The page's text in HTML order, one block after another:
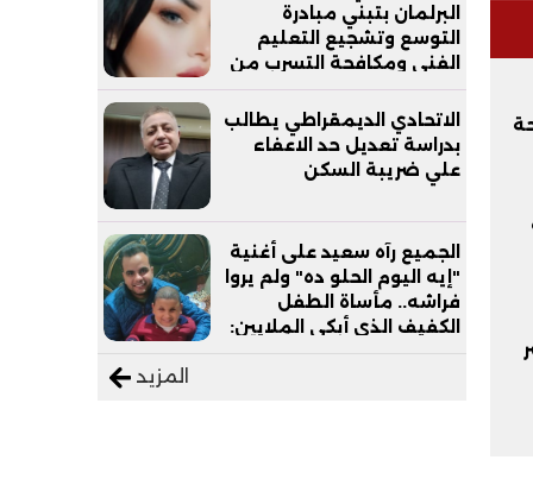
البرلمان بتبني مبادرة
التوسع وتشجيع التعليم
الفني ومكافحة التسرب من
التعليم
الاتحادي الديمقراطي يطالب
بدراسة تعديل حد الاعفاء
علي ضريبة السكن
الجميع رآه سعيد على أغنية
"إيه اليوم الحلو ده" ولم يروا
فراشه.. مأساة الطفل
الكفيف الذي أبكى الملايين:
المزيد